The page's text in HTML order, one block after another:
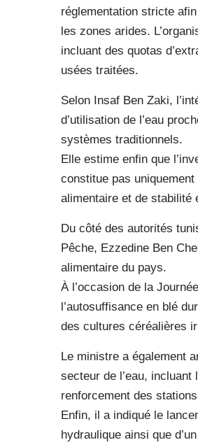
réglementation stricte
les zones arides.
incluant des quotas
usées traitées.
Selon Insaf Ben Zaki,
d’utilisation de l’eau
systèmes traditionnels.
Elle estime enfin que
constitue pas
alimentaire et de stabilité
Du côté des autorités
Pêche, Ezzedine Ben
alimentaire du pays.
À l’occasion de la
l’autosuffisance en blé
des cultures céréalières
Le ministre a également
secteur de l’eau,
renforcement des
Enfin, il a indiqué le
hydraulique ainsi que